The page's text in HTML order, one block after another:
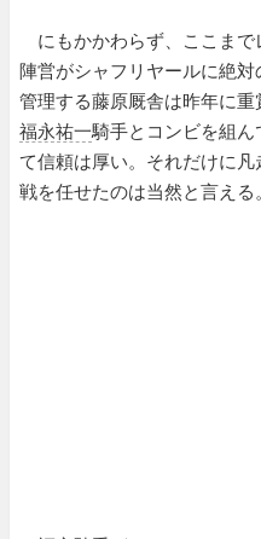
にもかかわらず、ここまで
陣営がシャフリヤールに絶
管理する藤原厩舎は昨年に
福永祐一騎手とコンビを組ん
て信頼は厚い。それだけに
戦を任せたのは当然と言える